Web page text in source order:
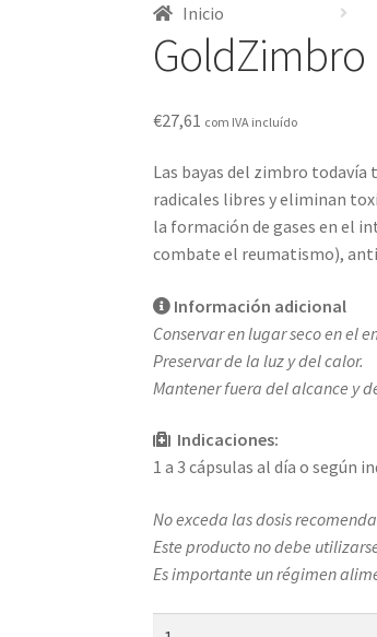
idiomaInicio
GoldZimbro
€27,61 com IVA incluído
Las bayas del zimbro
radicales libres y eliminan
la formación de gases en el
combate el reumatismo),
Información adicional
Conservar en lugar seco en el
Preservar de la luz y del calor.
Mantener fuera del alcance y
Indicaciones:
1 a 3 cápsulas al día o según
No exceda las dosis
Este producto no debe
Es importante un régimen